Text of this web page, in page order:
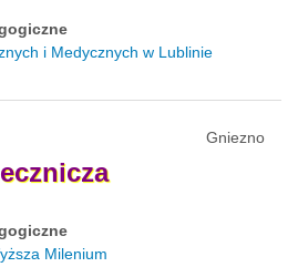
i Medycznych w Lublinie
Gniezno
Milenium